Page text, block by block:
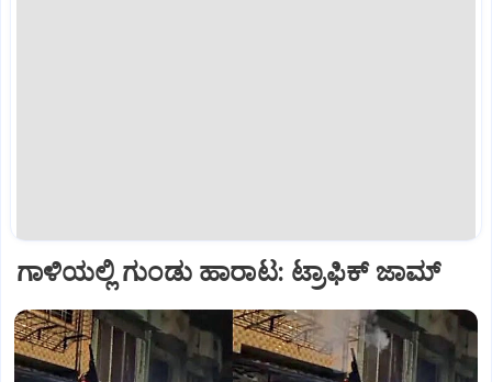
ಗಾಳಿಯಲ್ಲಿ ಗುಂಡು ಹಾರಾಟ: ಟ್ರಾಫಿಕ್‌ ಜಾಮ್